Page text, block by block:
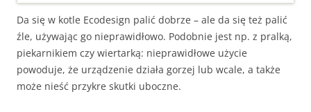
Da się w kotle Ecodesign palić dobrze – ale da się też palić
źle, używając go nieprawidłowo. Podobnie jest np. z pralką,
piekarnikiem czy wiertarką: nieprawidłowe użycie
powoduje, że urządzenie działa gorzej lub wcale, a także
może nieść przykre skutki uboczne.